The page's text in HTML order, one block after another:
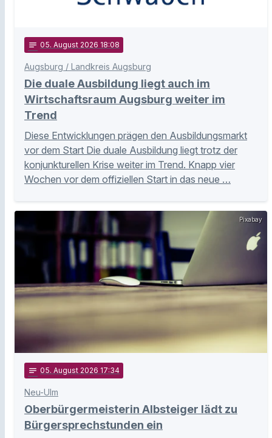
notes 05. August 2026 18:08
Augsburg / Landkreis Augsburg
Die duale Ausbildung liegt auch im
Wirtschaftsraum Augsburg weiter im
Trend
Diese Entwicklungen prägen den Ausbildungsmarkt
vor dem Start Die duale Ausbildung liegt trotz der
konjunkturellen Krise weiter im Trend. Knapp vier
Wochen vor dem offiziellen Start in das neue …
Pixabay
notes 05. August 2026 17:34
Neu-Ulm
Oberbürgermeisterin Albsteiger lädt zu
Bürgersprechstunden ein